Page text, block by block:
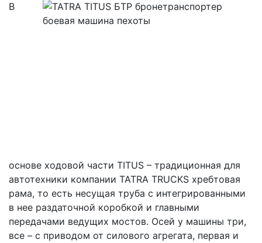
В
основе ходовой части TITUS – традиционная для
автотехники компании TATRA TRUCKS хребтовая
рама, то есть несущая труба с интегрированными
в нее раздаточной коробкой и главными
передачами ведущих мостов. Осей у машины три,
все – с приводом от силового агрегата, первая и